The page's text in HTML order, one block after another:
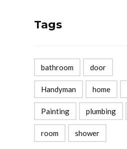
Tags
bathroom door
Handyman home
Painting plumbing
room shower